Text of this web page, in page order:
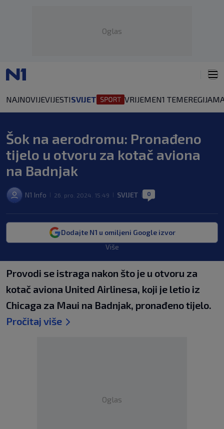
Oglas
NAJNOVIJEVIJESTISVIJET VRIJEMEN1 TEMEREGIJA
Šok na aerodromu: Pronađeno
tijelo u otvoru za kotač aviona
na Badnjak
N1 Info 26. pro. 2024. 15:49 SVIJET 0
Dodajte N1 u omiljeni Google izvor
Više
Provodi se istraga nakon što je u otvoru za
kotač aviona United Airlinesa, koji je letio iz
Chicaga za Maui na Badnjak, pronađeno tijelo.
Pročitaj više
Oglas